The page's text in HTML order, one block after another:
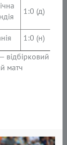
1:0 (д)
1:0 (н)
відбірковий
матч